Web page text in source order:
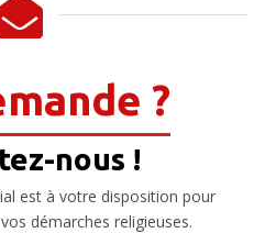
?
nous !
est à votre disposition pour
démarches religieuses.